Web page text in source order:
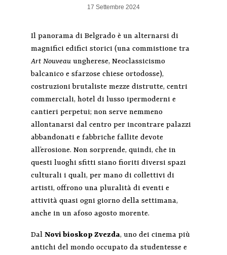
17 Settembre 2024
Il panorama di Belgrado è un alternarsi di
magnifici edifici storici (una commistione tra
Art Nouveauungherese, Neoclassicismo
balcanico e sfarzose chiese ortodosse),
costruzioni brutaliste mezze distrutte, centri
commerciali, hotel di lusso ipermoderni e
cantieri perpetui; non serve nemmeno
allontanarsi dal centro per incontrare palazzi
abbandonati e fabbriche fallite devote
all’erosione. Non sorprende, quindi, che in
questi luoghi sfitti siano fioriti diversi spazi
culturali i quali, per mano di collettivi di
artisti, offrono una pluralità di eventi e
attività quasi ogni giorno della settimana,
anche in un afoso agosto morente.
Dal Novi bioskop Zvezda, uno dei cinema più
antichi del mondo occupato da studentesse e